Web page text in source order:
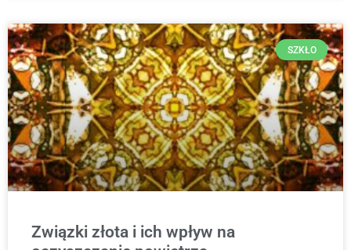
SZKŁO
Związki złota i ich wpływ na